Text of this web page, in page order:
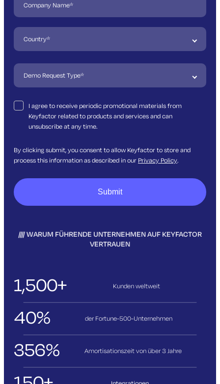
WARUM FÜHRENDE UNTERNEHMEN AUF KEYFACTOR
VERTRAUEN
1,500+ Kunden weltweit
40% der Fortune-500-Unternehmen
356% Amortisationszeit von über 3Jahre
I agree to receive periodic promotional materials from
Keyfactor related to products and services and can
unsubscribe at any time.
By clicking submit, you consent to allow Keyfactor to store and
process this information as described in our Privacy Policy.